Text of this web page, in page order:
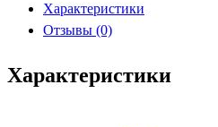
NTC
Лемакс
Характеристики
Отзывы (0)
Характеристики